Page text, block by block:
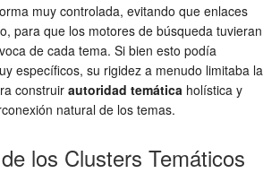
muy controlada, evitando que enlaces
para que los motores de búsqueda tuvieran
de cada tema. Si bien esto podía
específicos, su rigidez a menudo limitaba la
construir autoridad temática holística y
natural de los temas.
los Clusters Temáticos